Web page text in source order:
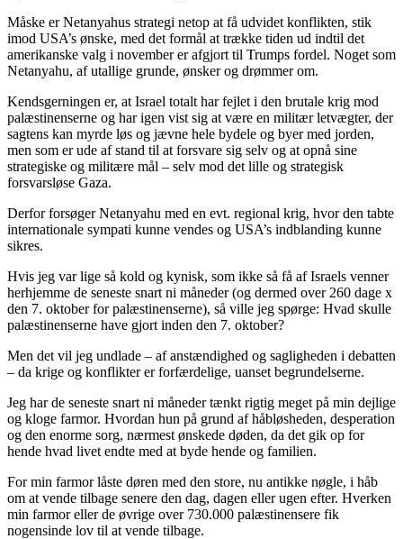
Måske er Netanyahus strategi netop at få udvidet konflikten, stik
imod USA’s ønske, med det formål at trække tiden ud indtil det
amerikanske valg i november er afgjort til Trumps fordel. Noget som
Netanyahu, af utallige grunde, ønsker og drømmer om.
Kendsgerningen er, at Israel totalt har fejlet i den brutale krig mod
palæstinenserne og har igen vist sig at være en militær letvægter, der
sagtens kan myrde løs og jævne hele bydele og byer med jorden,
men som er ude af stand til at forsvare sig selv og at opnå sine
strategiske og militære mål – selv mod det lille og strategisk
forsvarsløse Gaza.
Derfor forsøger Netanyahu med en evt. regional krig, hvor den tabte
internationale sympati kunne vendes og USA’s indblanding kunne
sikres.
Hvis jeg var lige så kold og kynisk, som ikke så få af Israels venner
herhjemme de seneste snart ni måneder (og dermed over 260 dage x
den 7. oktober for palæstinenserne), så ville jeg spørge: Hvad skulle
palæstinenserne have gjort inden den 7. oktober?
Men det vil jeg undlade – af anstændighed og sagligheden i debatten
– da krige og konflikter er forfærdelige, uanset begrundelserne.
Jeg har de seneste snart ni måneder tænkt rigtig meget på min dejlige
og kloge farmor. Hvordan hun på grund af håbløsheden, desperation
og den enorme sorg, nærmest ønskede døden, da det gik op for
hende hvad livet endte med at byde hende og familien.
For min farmor låste døren med den store, nu antikke nøgle, i håb
om at vende tilbage senere den dag, dagen eller ugen efter. Hverken
min farmor eller de øvrige over 730.000 palæstinensere fik
nogensinde lov til at vende tilbage.